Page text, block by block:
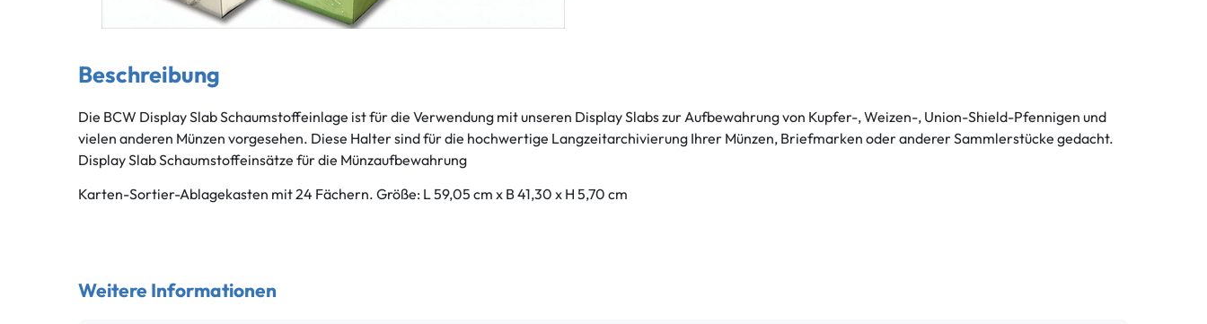
Beschreibung
Die BCW Display Slab Schaumstoffeinlage ist für die Verwendung mit unseren Display Slabs zur Aufbewahrung von Kupfer-, Weizen-, Union-Shield-Pfennigen und
vielen anderen Münzen vorgesehen. Diese Halter sind für die hochwertige Langzeitarchivierung Ihrer Münzen, Briefmarken oder anderer Sammlerstücke gedacht.
Display Slab Schaumstoffeinsätze für die Münzaufbewahrung
Karten-Sortier-Ablagekasten mit 24 Fächern. Größe: L 59,05 cm x B 41,30 x H 5,70 cm
Weitere Informationen